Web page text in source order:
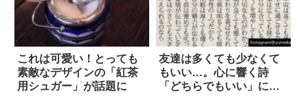
これは可愛い！とっても
素敵なデザインの「紅茶
用シュガー」が話題に
友達は多くても少なくて
もいい…。心に響く詩
「どちらでもいい」に共